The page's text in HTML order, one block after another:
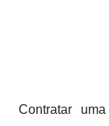
Contratar